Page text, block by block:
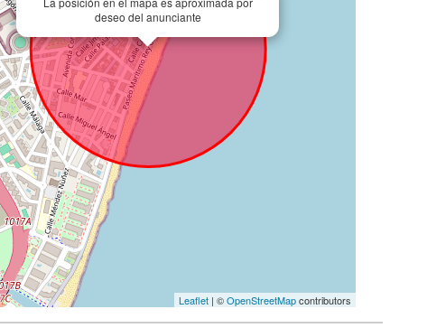
deseo del anunciante
Leaflet | ©OpenStreetMapcontributors